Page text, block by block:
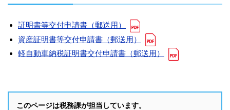
証明書等交付申請書（郵送用）
資産証明書等交付申請書（郵送用）
軽自動車納税証明書交付申請書（郵送用）
このページは税務課が担当しています。